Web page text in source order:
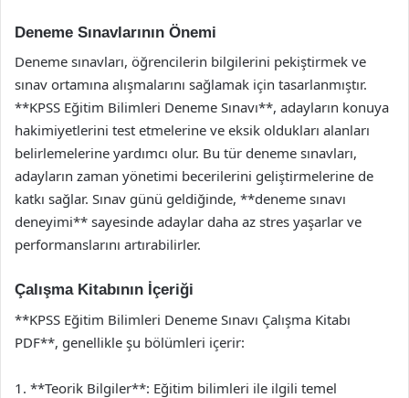
Deneme Sınavlarının Önemi
Deneme sınavları, öğrencilerin bilgilerini pekiştirmek ve
sınav ortamına alışmalarını sağlamak için tasarlanmıştır.
**KPSS Eğitim Bilimleri Deneme Sınavı**, adayların konuya
hakimiyetlerini test etmelerine ve eksik oldukları alanları
belirlemelerine yardımcı olur. Bu tür deneme sınavları,
adayların zaman yönetimi becerilerini geliştirmelerine de
katkı sağlar. Sınav günü geldiğinde, **deneme sınavı
deneyimi** sayesinde adaylar daha az stres yaşarlar ve
performanslarını artırabilirler.
Çalışma Kitabının İçeriği
**KPSS Eğitim Bilimleri Deneme Sınavı Çalışma Kitabı
PDF**, genellikle şu bölümleri içerir:
1. **Teorik Bilgiler**: Eğitim bilimleri ile ilgili temel